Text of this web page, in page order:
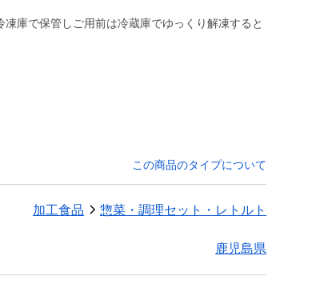
庫で保管しご用前は冷蔵庫でゆっくり解凍すると
この商品のタイプについて
加工食品 惣菜・調理セット・レトルト
鹿児島県